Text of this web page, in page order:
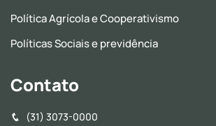
Política Agrícola e Cooperativismo
Políticas Sociais e previdência
Contato
(31) 3073-0000